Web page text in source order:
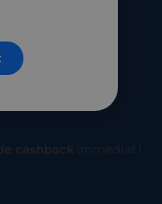
cashback immediat !